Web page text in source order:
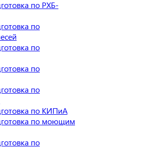
по РХБ-
по
по
по
по
по КИПиА
по моющим
по